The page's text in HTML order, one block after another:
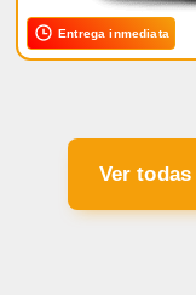
Entrega inmediata
Ver